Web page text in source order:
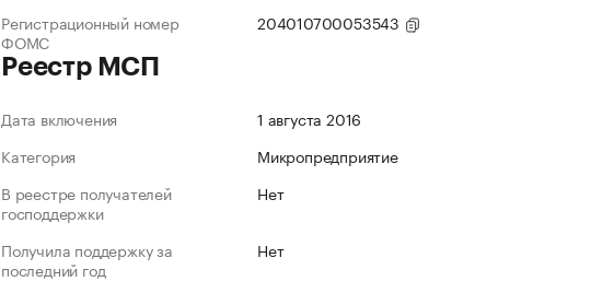
Регистрационный номер
ФОМС
204010700053543
Реестр МСП
Дата включения
1 августа 2016
Категория
Микропредприятие
В реестре получателей
господдержки
Нет
Получила поддержку за
последний год
Нет